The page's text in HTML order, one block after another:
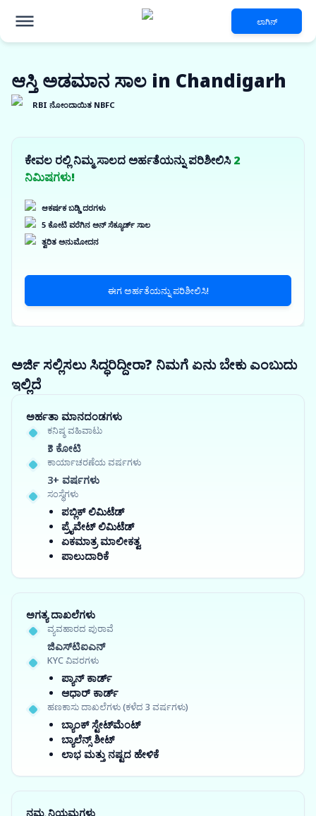
ಲಾಗಿನ್
ಆಸ್ತಿ ಅಡಮಾನ ಸಾಲ in Chandigarh
RBI ನೋಂದಾಯಿತ NBFC
ಕೇವಲ ರಲ್ಲಿ ನಿಮ್ಮ ಸಾಲದ ಅರ್ಹತೆಯನ್ನು ಪರಿಶೀಲಿಸಿ2
ನಿಮಿಷಗಳು!
ಆಕರ್ಷಕ ಬಡ್ಡಿ ದರಗಳು
5 ಕೋಟಿ ವರೆಗಿನ ಅನ್ ಸೆಕ್ಯೂರ್ಡ್ ಸಾಲ
ತ್ವರಿತ ಅನುಮೋದನ
ಈಗ ಅರ್ಹತೆಯನ್ನು ಪರಿಶೀಲಿಸಿ!
ಅರ್ಜಿ ಸಲ್ಲಿಸಲು ಸಿದ್ಧರಿದ್ದೀರಾ? ನಿಮಗೆ ಏನು ಬೇಕು ಎಂಬುದು
ಇಲ್ಲಿದೆ
ಅರ್ಹತಾ ಮಾನದಂಡಗಳು
ಕನಿಷ್ಠ ವಹಿವಾಟು
₹3 ಕೋಟಿ
ಕಾರ್ಯಾಚರಣೆಯ ವರ್ಷಗಳು
3+ ವರ್ಷಗಳು
ಸಂಸ್ಥೆಗಳು
ಪಬ್ಲಿಕ್ ಲಿಮಿಟೆಡ್
ಪ್ರೈವೇಟ್ ಲಿಮಿಟೆಡ್
ಏಕಮಾತ್ರ ಮಾಲೀಕತ್ವ
ಪಾಲುದಾರಿಕೆ
ಅಗತ್ಯ ದಾಖಲೆಗಳು
ವ್ಯವಹಾರದ ಪುರಾವೆ
ಜಿಎಸ್‍ಟಿಐಎನ್
KYC ವಿವರಗಳು
ಪ್ಯಾನ್ ಕಾರ್ಡ್
ಆಧಾರ್ ಕಾರ್ಡ್
ಹಣಕಾಸು ದಾಖಲೆಗಳು (ಕಳೆದ 3 ವರ್ಷಗಳು)
ಬ್ಯಾಂಕ್ ಸ್ಟೇಟ್‌ಮೆಂಟ್
ಬ್ಯಾಲೆನ್ಸ್ ಶೀಟ್
ಲಾಭ ಮತ್ತು ನಷ್ಟದ ಹೇಳಿಕೆ
ನಮ್ಮ ನಿಯಮಗಳು